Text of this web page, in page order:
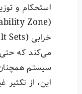
استحکام و
می‌کند که
سیستم
این، از تکثیر